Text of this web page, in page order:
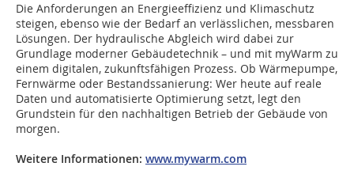
Die Anforderungen an Energieeffizienz und Klimaschutz
steigen, ebenso wie der Bedarf an verlässlichen, messbaren
Lösungen. Der hydraulische Abgleich wird dabei zur
Grundlage moderner Gebäudetechnik – und mit myWarm zu
einem digitalen, zukunftsfähigen Prozess. Ob Wärmepumpe,
Fernwärme oder Bestandssanierung: Wer heute auf reale
Daten und automatisierte Optimierung setzt, legt den
Grundstein für den nachhaltigen Betrieb der Gebäude von
morgen.
Weitere Informationen: www.mywarm.com